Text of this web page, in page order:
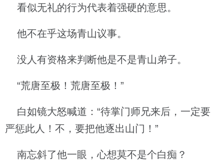
看似无礼的行为代表着强硬的意思。
他不在乎这场青山议事。
没人有资格来判断他是不是青山弟子。
“荒唐至极！荒唐至极！”
白如镜大怒喊道：“待掌门师兄来后，一定要
严惩此人！不，要把他逐出山门！”
南忘斜了他一眼，心想莫不是个白痴？